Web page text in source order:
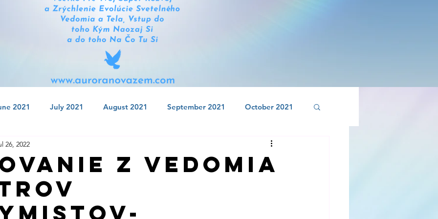
2021 July 2021 August 2021 September 2021 October 2021
2021 April 2022
July 2022 August 2022
Z Vedomia
26, 2022